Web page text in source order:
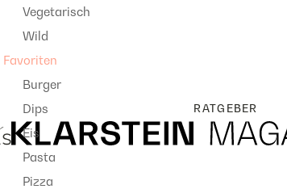
Vegetarisch
Wild
Favoriten
Burger
Dips
Eis
Pasta
Pizza
RATGEBER